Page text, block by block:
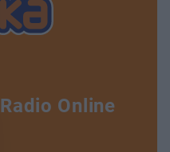
Radio Online